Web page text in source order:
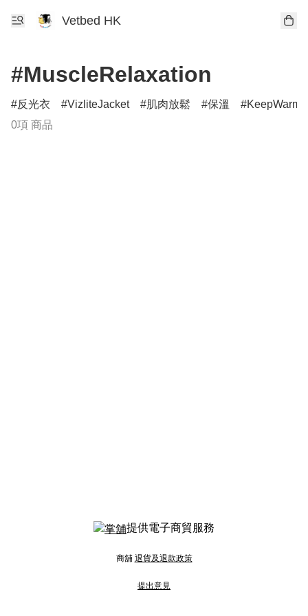
Vetbed HK
#MuscleRelaxation
反光衣 VizliteJacket 肌肉放鬆 保溫
KeepWarm
0項 商品
提供電子商貿服務
商舖 退貨及退款政策
提出意見